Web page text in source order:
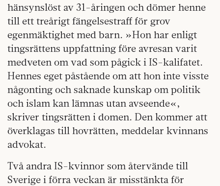
hänsynslöst av 31-åringen och dömer henne
till ett treårigt fängelsestraff för grov
egenmäktighet med barn. »Hon har enligt
tingsrättens uppfattning före avresan varit
medveten om vad som pågick i IS-kalifatet.
Hennes eget påstående om att hon inte visste
någonting och saknade kunskap om politik
och islam kan lämnas utan avseende«,
skriver tingsrätten i domen. Den kommer att
överklagas till hovrätten, meddelar kvinnans
advokat.
Två andra IS-kvinnor som återvände till
Sverige i förra veckan är misstänkta för